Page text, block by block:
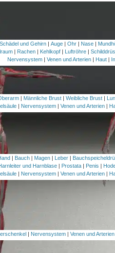
Schädel und Gehirn |Auge |Ohr | Nase |
| Rachen | Kehlkopf | Luftröhre |
Nervensystem| Venen und Arterien| Haut|
Männliche Brust |Weibliche Brust
| Nervensystem| Venen und Arterien|
| Bauch | Magen | Leber |
und Harnblase | Prostata | Penis |
| Nervensystem| Venen und Arterien|
Nervensystem| Venen und Arterien